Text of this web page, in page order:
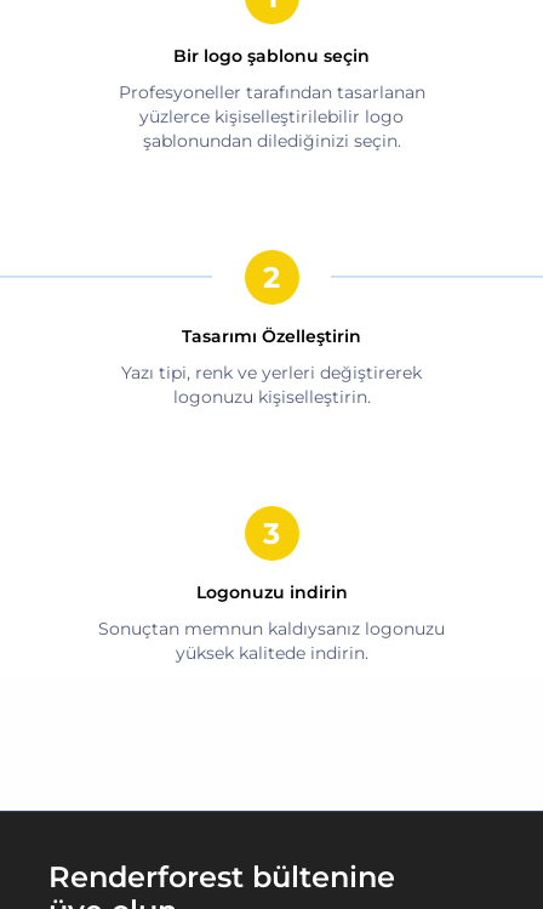
Bir logo şablonu seçin
Profesyoneller tarafından tasarlanan
yüzlerce kişiselleştirilebilir logo
şablonundan dilediğinizi seçin.
Tasarımı Özelleştirin
Yazı tipi, renk ve yerleri değiştirerek
logonuzu kişiselleştirin.
Logonuzu indirin
Sonuçtan memnun kaldıysanız logonuzu
yüksek kalitede indirin.
Renderforest bültenine